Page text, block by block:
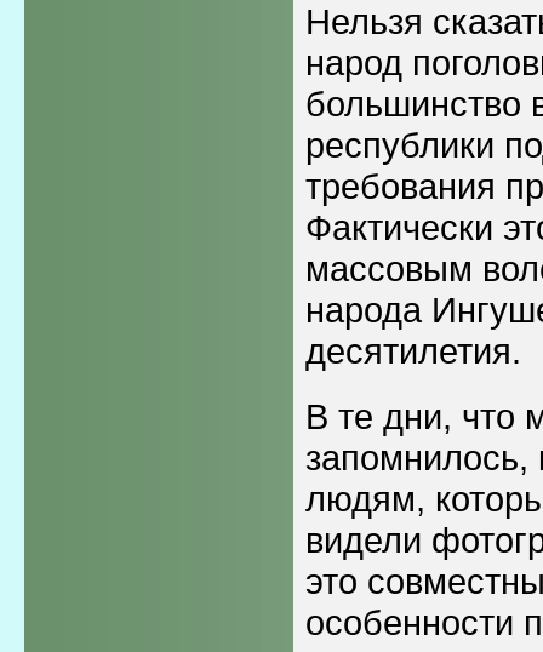
Нельзя
народ
большинство
республики
требования
Фактически
массовым
народа
десятилетия.
В те дни, что
запомнилось,
людям,
видели
это
особенности